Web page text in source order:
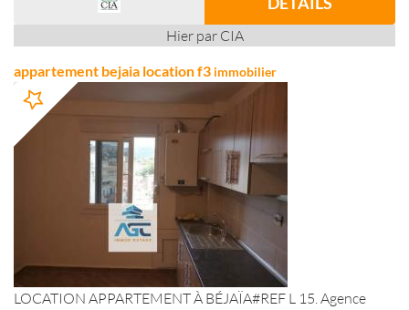
Hier par CIA
appartement bejaia location f3 immobilier
LOCATION APPARTEMENT À BÉJAÏA#REF L 15. Agence